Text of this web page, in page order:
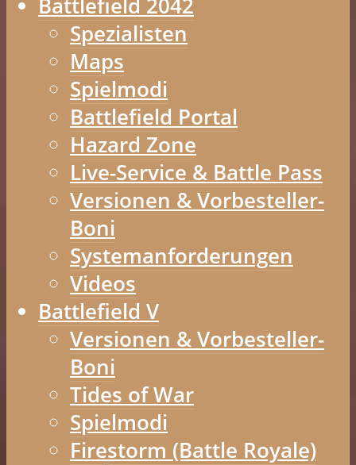
Battlefield 2042
Spezialisten
Maps
Spielmodi
Battlefield Portal
Hazard Zone
Live-Service & Battle Pass
Versionen & Vorbesteller-
Boni
Systemanforderungen
Videos
Battlefield V
Versionen & Vorbesteller-
Boni
Tides of War
Spielmodi
Firestorm (Battle Royale)